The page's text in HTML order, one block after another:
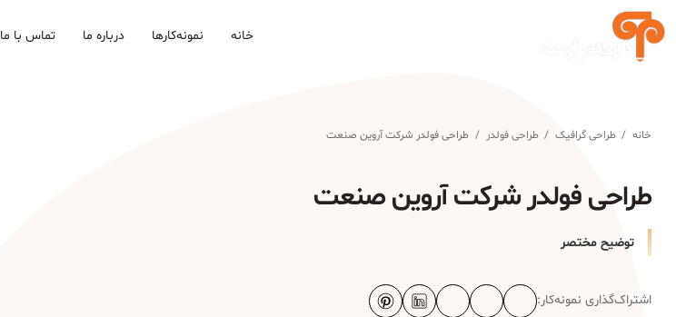
خانه نمونه‌کارها درباره ما تماس با ما
خانه / طراحی گرافیک / طراحی فولدر / طراحی فولدر شرکت آروین صنعت
توضیح مختصر
طراحی فولدر شرکت آروین صنعت
اشتراک‌گذاری نمونه‌کار: